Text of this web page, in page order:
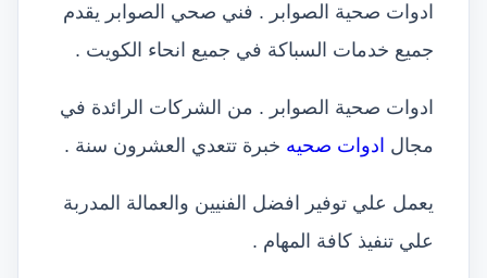
ادوات صحية الصوابر . فني صحي الصوابر يقدم
جميع خدمات السباكة في جميع انحاء الكويت .
ادوات صحية الصوابر . من الشركات الرائدة في
مجال ادوات صحيه خبرة تتعدي العشرون سنة .
يعمل علي توفير افضل الفنيين والعمالة المدربة
علي تنفيذ كافة المهام .